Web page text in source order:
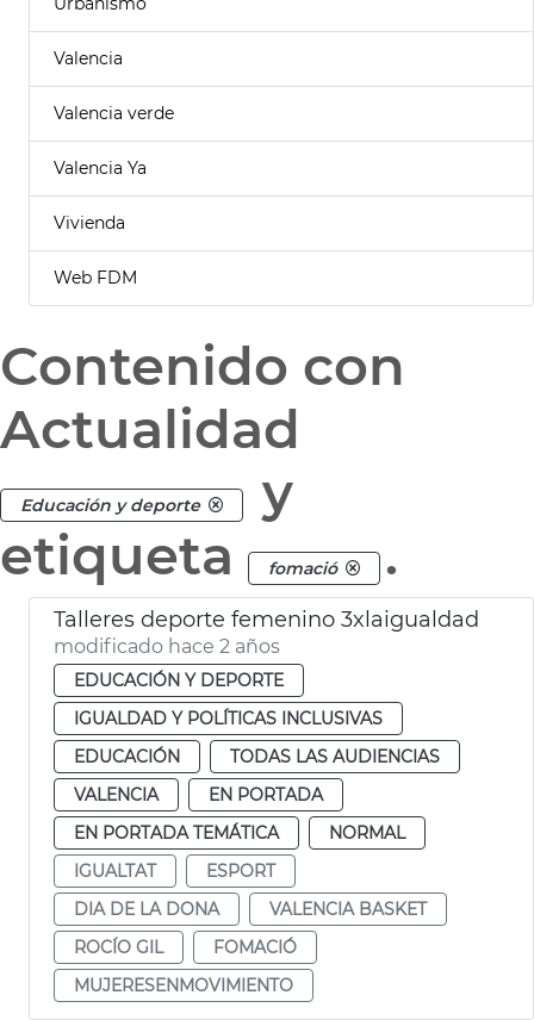
Valencia
Valencia verde
Valencia Ya
Vivienda
Web FDM
Contenido con
Actualidad
Educación y deporte
y
etiqueta
fomació .
Talleres deporte femenino 3xlaigualdad
modificado hace 2 años
EDUCACIÓN Y DEPORTE
IGUALDAD Y POLÍTICAS INCLUSIVAS
EDUCACIÓN
TODAS LAS AUDIENCIAS
VALENCIA
EN PORTADA
EN PORTADA TEMÁTICA
NORMAL
IGUALTAT
ESPORT
DIA DE LA DONA
VALENCIA BASKET
ROCÍO GIL
FOMACIÓ
MUJERESENMOVIMIENTO